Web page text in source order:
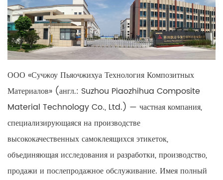
ООО «Сучжоу Пьяочжихуа Технология Композитных
Материалов» (англ.: Suzhou Piaozhihua Composite
Material Technology Co., Ltd.) — частная компания,
специализирующаяся на производстве
высококачественных самоклеящихся этикеток,
объединяющая исследования и разработки, производство,
продажи и послепродажное обслуживание. Имея полный